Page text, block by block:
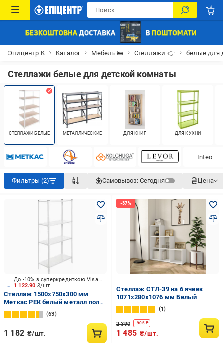
Эпицентр К Каталог Мебель 🛌 Стеллажи 👉 белые для
Стеллажи белые для детской комнаты
СТЕЛЛАЖИ БЕЛЫЕ МЕТАЛЛИЧЕСКИЕ ДЛЯ КНИГ ДЛЯ КУХНИ
Inteo
Фильтры (2) Самовывоз: Сегодня Цена
1 122.90 ₴/шт.
До -10% з суперкредиткою Visa Вигода
Стеллаж 1500x750x300 мм
Меткас РЕК белый металл полки
4 шт. крашенный
63
1 182 ₴/шт.
Стеллаж СТЛ-39 на 6 ячеек
1071х280х1076 мм Белый
1
2 390 -905₴
1 485 ₴/шт.